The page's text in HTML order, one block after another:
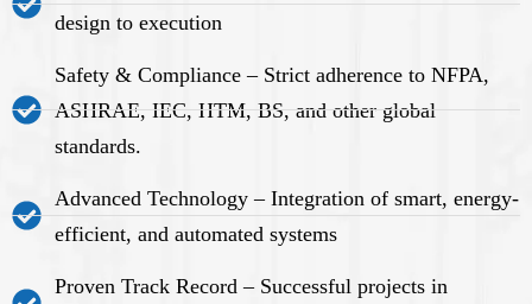
design to execution
Safety & Compliance – Strict adherence to NFPA,
ASHRAE, IEC, HTM, BS, and other global
standards.
Advanced Technology – Integration of smart, energy-
efficient, and automated systems
Proven Track Record – Successful projects in